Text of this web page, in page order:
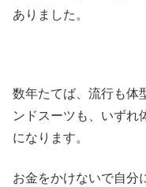
ありました。
数年たてば、流行も体
ンドスーツも、いずれ
になります。
お金をかけないで自分